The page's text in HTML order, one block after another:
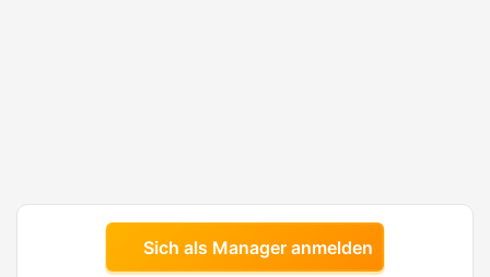
Sich als Manager anmelden